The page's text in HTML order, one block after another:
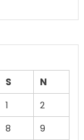
S
N
1
2
8
9